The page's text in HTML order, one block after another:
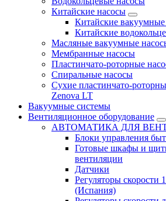
Китайские насосы
Китайские
Китайские
Масляные вакуумные
Мембранные насосы
Пластинчато-роторные
Спиральные насосы
Сухие пластинчато-
Zenova LT
Вакуумные системы
Вентиляционное оборудование
АВТОМАТИКА ДЛЯ
Блоки управления
Готовые шкафы и
вентиляции
Датчики
Регуляторы скорости
(Испания)